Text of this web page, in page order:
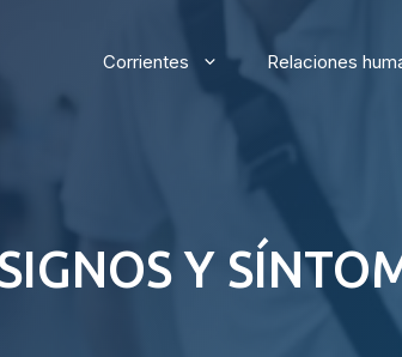
Corrientes Relaciones
Y